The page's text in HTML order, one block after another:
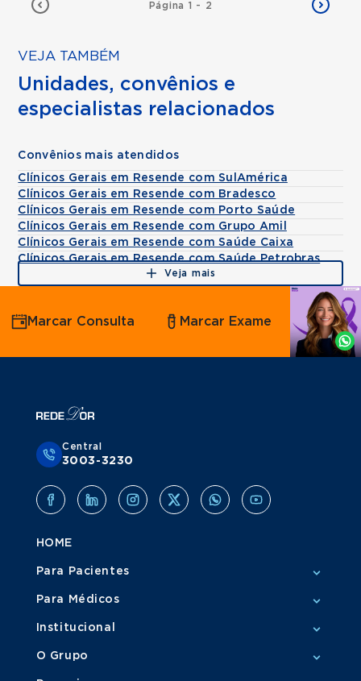
Página 1 - 2
VEJA TAMBÉM
Unidades, convênios e
especialistas relacionados
Convênios mais atendidos
Clínicos Gerais em Resende com SulAmérica
Clínicos Gerais em Resende com Bradesco
Clínicos Gerais em Resende com Porto Saúde
Clínicos Gerais em Resende com Grupo Amil
Clínicos Gerais em Resende com Saúde Caixa
Clínicos Gerais em Resende com Saúde Petrobras
Veja mais
Agende
por
Whatsapp
Marcar Consulta Marcar Exame
Central
3003-3230
HOME
Para Pacientes
Para Médicos
Institucional
O Grupo